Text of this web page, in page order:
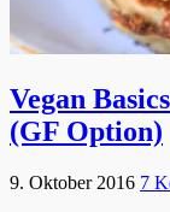
Vegan
(GF Option)
9. Oktober 2016 7